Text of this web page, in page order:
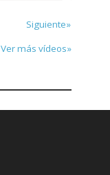
Siguiente»
Ver más vídeos»